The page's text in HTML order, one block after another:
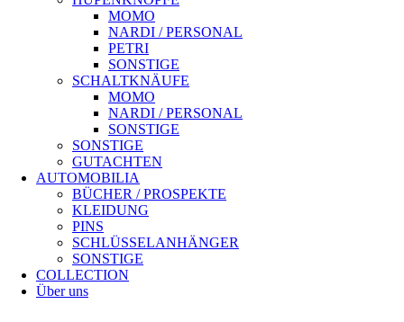
MOMO
NARDI / PERSONAL
PETRI
SONSTIGE
SCHALTKNÄUFE
MOMO
NARDI / PERSONAL
SONSTIGE
SONSTIGE
GUTACHTEN
AUTOMOBILIA
BÜCHER / PROSPEKTE
KLEIDUNG
PINS
SCHLÜSSELANHÄNGER
SONSTIGE
COLLECTION
Über uns